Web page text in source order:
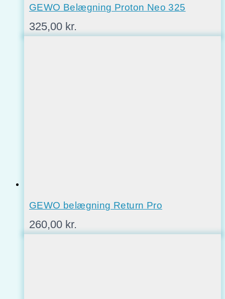
GEWO Belægning Proton Neo 325
325,00 kr.
GEWO belægning Return Pro
260,00 kr.